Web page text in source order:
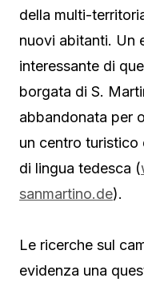
della multi-
nuovi abitanti. Un
interessante di
borgata di S.
abbandonata per
un centro turistico
di lingua tedesca (
sanmartino.de).
Le ricerche sul
evidenza una